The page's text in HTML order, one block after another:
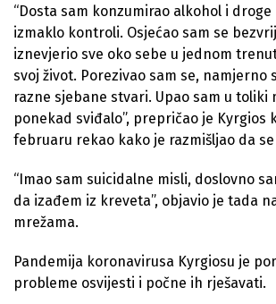
“Dosta sam konzumirao alkohol i droge
izmaklo kontroli. Osjećao sam se
iznevjerio sve oko sebe u jednom
svoj život. Porezivao sam se, namjerno
razne sjebane stvari. Upao sam u toliki
ponekad sviđalo”, prepričao je Kyrgios
februaru rekao kako je razmišljao da
“Imao sam suicidalne misli, doslovno
da izađem iz kreveta”, objavio je tada
mrežama.
Pandemija koronavirusa Kyrgiosu je
probleme osvijesti i počne ih rješavati.